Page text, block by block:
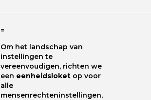
=
Om het landschap van
instellingen te
vereenvoudigen, richten we
een eenheidsloket op voor
alle
mensenrechteninstellingen,